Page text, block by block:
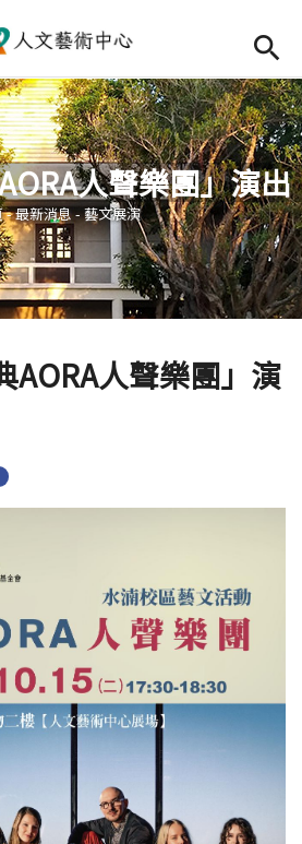
頁
Open
Open
人聲樂團」演出
在這裡
-最新消息-藝文展演
AORA人聲樂團」演